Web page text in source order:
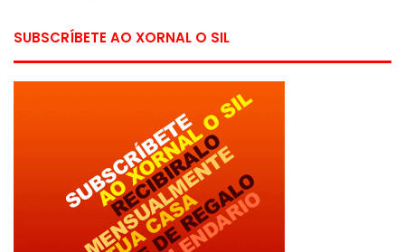
SUBSCRÍBETE AO XORNAL O SIL